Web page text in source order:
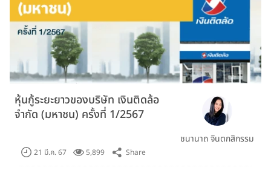
หุ้นกู้ระยะยาวของบริษัท เงินติดล้อ
จำกัด (มหาชน) ครั้งที่ 1/2567
ชนานาถ จินตกสิกรรม
21 มี.ค. 67 5,899 Share